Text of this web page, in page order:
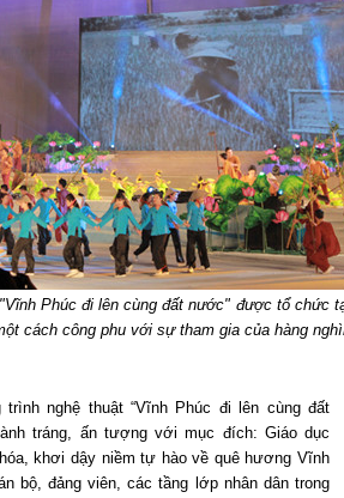
Phúc đi lên cùng đất nước" được tổ chức
cách công phu với sự tham gia của hàng
nghệ thuật “Vĩnh Phúc đi lên cùng đất
tráng, ấn tượng với mục đích: Giáo dục
khơi dậy niềm tự hào về quê hương Vĩnh
bộ, đảng viên, các tầng lớp nhân dân trong